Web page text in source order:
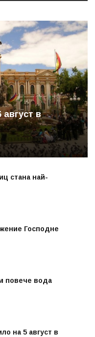
август в
стана най-
Господне
повече вода
на 5 август в